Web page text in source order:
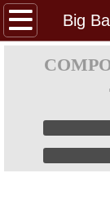
Big
ANA